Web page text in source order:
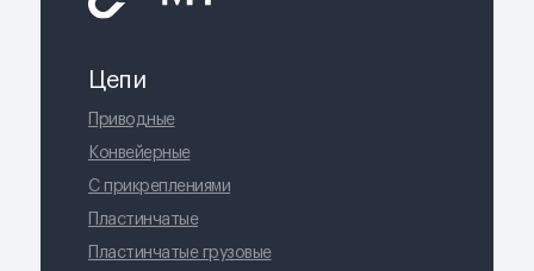
Цепи
Приводные
Конвейерные
С прикреплениями
Пластинчатые
Пластинчатые грузовые